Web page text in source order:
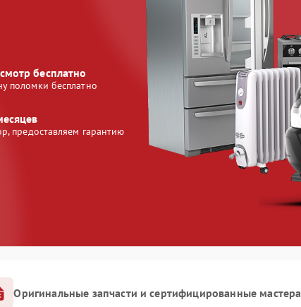
бесплатно
поломки бесплатно
предоставляем гарантию
Оригинальные запчасти и сертифицированные мастера